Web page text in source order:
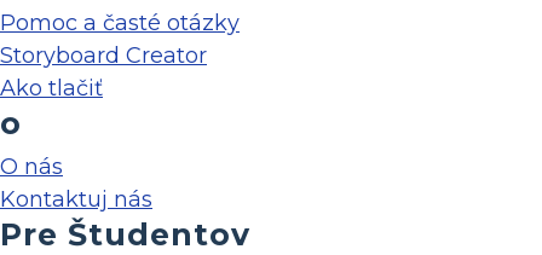
Pomoc a časté otázky
Storyboard Creator
Ako tlačiť
o
O nás
Kontaktuj nás
Pre Študentov